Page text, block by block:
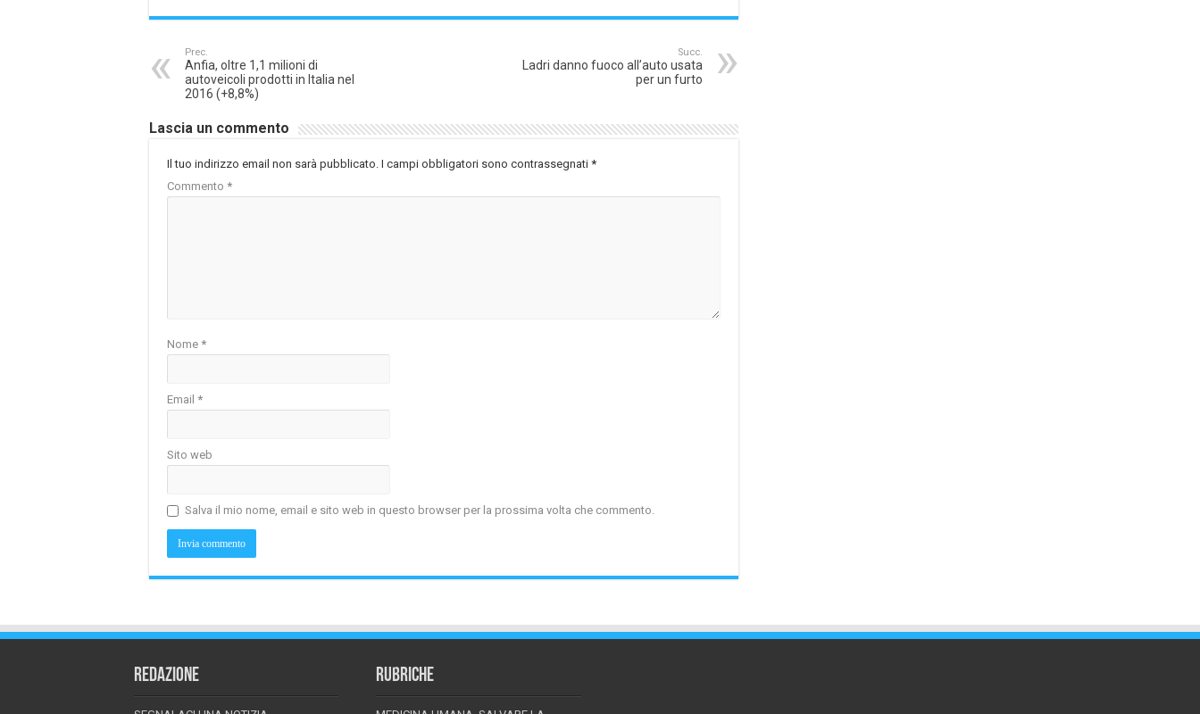
Prec.
Anfia, oltre 1,1 milioni di
autoveicoli prodotti in Italia nel
2016 (+8,8%)
Succ.
Ladri danno fuoco all’auto usata
per un furto
Lascia un commento
Il tuo indirizzo email non sarà pubblicato. I campi obbligatori sono contrassegnati *
Commento *
Nome *
Email *
Sito web
Salva il mio nome, email e sito web in questo browser per la prossima volta che commento.
REDAZIONE RUBRICHE